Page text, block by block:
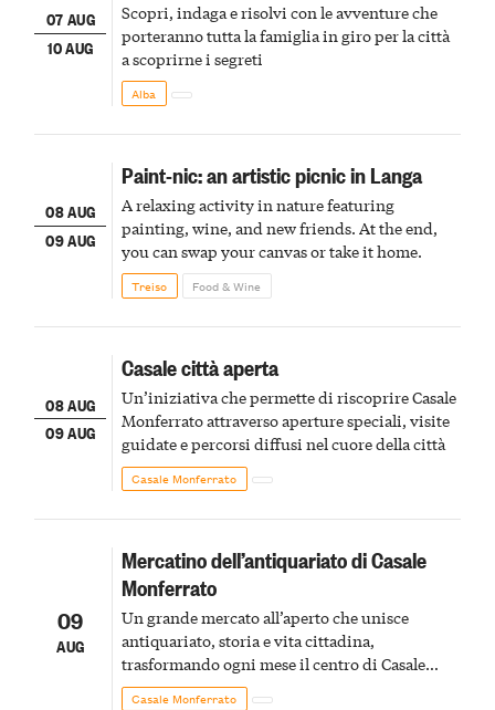
07 AUG
10 AUG
Scopri, indaga e risolvi con le avventure che
porteranno tutta la famiglia in giro per la città
a scoprirne i segreti
Alba
08 AUG
09 AUG
Paint-nic: an artistic picnic in Langa
A relaxing activity in nature featuring
painting, wine, and new friends. At the end,
you can swap your canvas or take it home.
Treiso Food & Wine
08 AUG
09 AUG
Casale città aperta
Un’iniziativa che permette di riscoprire Casale
Monferrato attraverso aperture speciali, visite
guidate e percorsi diffusi nel cuore della città
Casale Monferrato
09
AUG
Mercatino dell’antiquariato di Casale
Monferrato
Un grande mercato all’aperto che unisce
antiquariato, storia e vita cittadina,
trasformando ogni mese il centro di Casale
Monferrato in un luogo di scoperta e racconto
Casale Monferrato